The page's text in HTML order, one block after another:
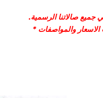
جميع صالاتنا الرسمية.
الاسعار والمواصفات *